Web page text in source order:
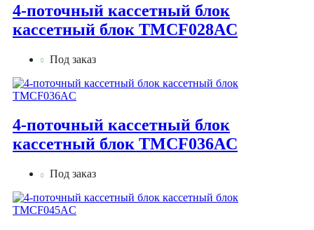
4-поточный кассетный блок
кассетный блок TMCF028AС
Под заказ
4-поточный кассетный блок
кассетный блок TMCF036AС
Под заказ